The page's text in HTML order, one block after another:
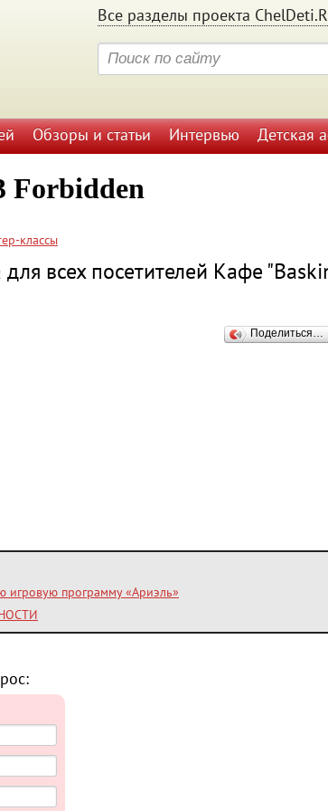
Все разделы проекта
Обзоры и статьи Интервью Детская
классы
всех посетителей Кафе
Поделиться…
игровую программу «Ариэль»